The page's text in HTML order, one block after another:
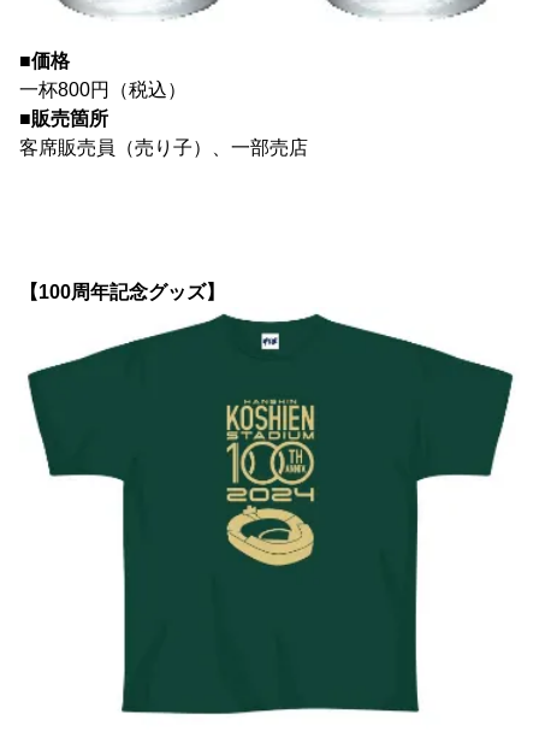
■価格
一杯800円（税込）
■販売箇所
客席販売員（売り子）、一部売店
【100周年記念グッズ】